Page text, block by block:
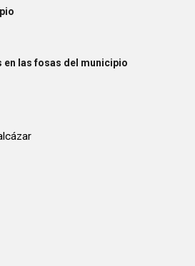
las fosas del municipio